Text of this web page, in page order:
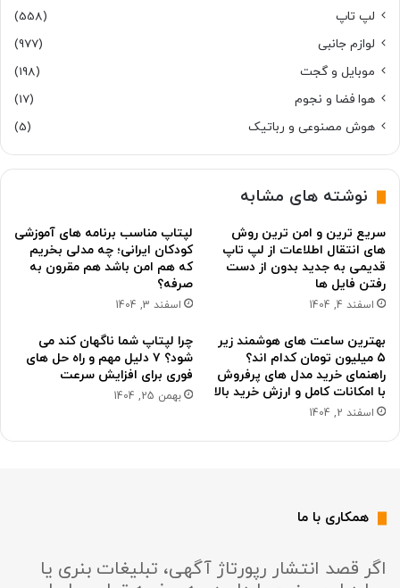
لپ تاپ
(558)
لوازم جانبی
(977)
موبایل و گجت
(198)
هوا فضا و نجوم
(17)
هوش مصنوعی و رباتیک
(5)
نوشته های مشابه
سریع ترین و امن ترین روش
های انتقال اطلاعات از لپ تاپ
قدیمی به جدید بدون از دست
رفتن فایل ها
اسفند 4, 1404
لپتاپ مناسب برنامه های آموزشی
کودکان ایرانی؛ چه مدلی بخریم
که هم امن باشد هم مقرون به
صرفه؟
اسفند 3, 1404
بهترین ساعت های هوشمند زیر
۵ میلیون تومان کدام اند؟
راهنمای خرید مدل های پرفروش
با امکانات کامل و ارزش خرید بالا
اسفند 2, 1404
چرا لپتاپ شما ناگهان کند می
شود؟ ۷ دلیل مهم و راه حل های
فوری برای افزایش سرعت
بهمن 25, 1404
همکاری با ما
اگر قصد انتشار رپورتاژ آگهی، تبلیغات بنری یا